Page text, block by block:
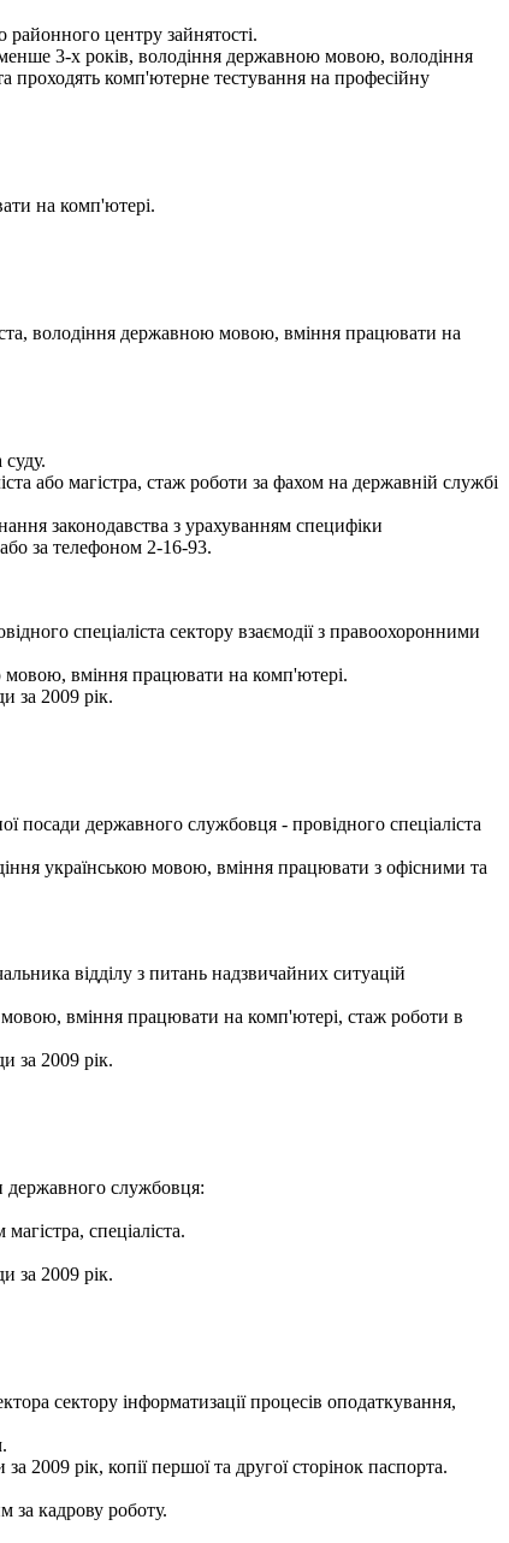
районного центру зайнятості.
3-х років, володіння державною мовою, володіння
проходять комп'ютерне тестування на професійну
на комп'ютері.
володіння державною мовою, вміння працювати на
або магістра, стаж роботи за фахом на державній службі
законодавства з урахуванням специфіки
за телефоном 2-16-93.
спеціаліста сектору взаємодії з правоохоронними
мовою, вміння працювати на комп'ютері.
за 2009 рік.
посади державного службовця - провідного спеціаліста
українською мовою, вміння працювати з офісними та
відділу з питань надзвичайних ситуацій
мовою, вміння працювати на комп'ютері, стаж роботи в
за 2009 рік.
державного службовця:
спеціаліста.
за 2009 рік.
сектору інформатизації процесів оподаткування,
2009 рік, копії першої та другої сторінок паспорта.
за кадрову роботу.